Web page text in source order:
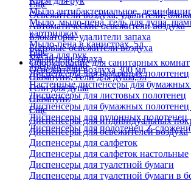
Мыло антибактериальное,
Мыло, мыло-пена, гель для душа,
картриджах
Мыло-пена в канистрах, 5л
Паста для рук
Твердое мыло
Шампуни, гели для душа,5л
Гели для душа
Шампуни
Еще
Освежители воздуха, удалители,
Автоматические освежители воздуха
Блокаторы, удалители запаха
Бытовые освежители воздуха
Удалители запаха
Освежители воздуха 300 мл
Еще
Оборудование для санитарных комнат
Диспенсеры для бумажных полотенец
Настенные диспенсеры для бумажных
Диспенсеры для листовых полотенец
Диспенсеры для бумажных полотенец
Диспенсеры для рулонных полотенец
Диспенсеры для полотенец Z-
Еще
Диспенсеры для индивидуальных
Диспенсеры для освежителей воздуха
Диспенсеры для салфеток
Диспенсеры для салфеток настольные
Диспенсеры для туалетной бумаги
Диспенсеры для туалетной бумаги в